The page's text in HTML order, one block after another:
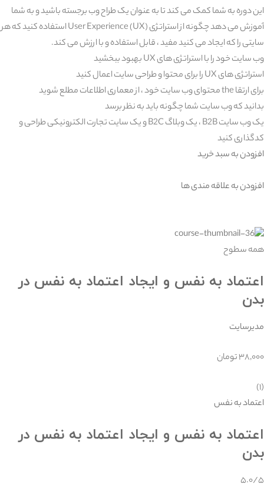
این دوره به شما کمک می کند تا به عنوان یک طراح وب برجسته باشید و به شما
آموزش می دهد چگونه از استراتژی User Experience (UX) استفاده کنید که هر
سایتی را که ایجاد می کنید مفید ، قابل استفاده و با ارزش می کند.
وب سایت خود را با استراتژی های UX بهبود ببخشید
استراتژی های UX را برای محتوا و طراحی سایت اعمال کنید
برای ارتقا the محتوای وب سایت خود ، از معماری اطلاعات مطلع شوید
بدانید که وب سایت شما چگونه باید به نظر برسد
یک وب سایت B2B ، یک وبلاگ B2C و یک سایت تجارت الکترونیکی طراحی و
کدگذاری کنید
افزودن به سبد خرید
افزودن به علاقه مندی ها
همه سطوح
اعتماد به نفس و ایجاد اعتماد به نفس در
بدن
مدیرسایت
۳۸,۰۰۰ تومان
(۱)
اعتماد به نفس
اعتماد به نفس و ایجاد اعتماد به نفس در
بدن
۵.۰/۵